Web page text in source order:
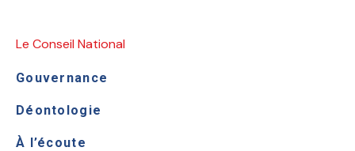
Le Conseil National
Gouvernance
Déontologie
À l’écoute